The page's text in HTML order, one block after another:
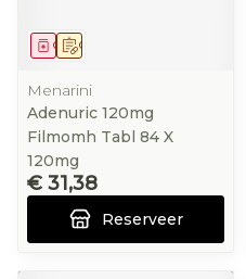
Op voorschrift
Geneesmiddel
Menarini
Adenuric 120mg
Filmomh Tabl 84 X
120mg
€ 31,38
Reserveer